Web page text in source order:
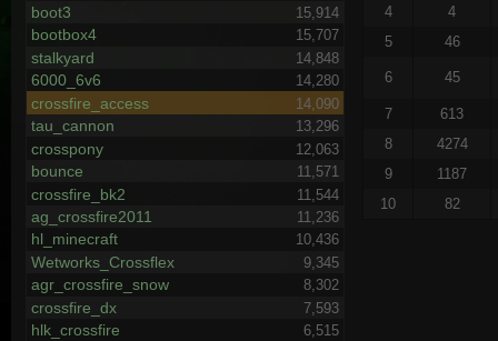
boot3 15,914
bootbox4 15,707
stalkyard 14,848
6000_6v6 14,280
crossfire_access 14,090
tau_cannon 13,296
crosspony 12,063
bounce 11,571
crossfire_bk2 11,544
ag_crossfire2011 11,236
hl_minecraft 10,436
Wetworks_Crossflex 9,345
agr_crossfire_snow 8,302
crossfire_dx 7,593
hlk_crossfire 6,515
4
4
5
46
6 45
7
613
8
4274
9
1187
10
82